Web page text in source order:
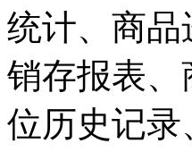
统计、商
销存报表
位历史记